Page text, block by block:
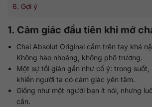
6. Gợi ý
1. Cảm giác đầu tiên khi mở
Chai Absolut Original cầm trên tay khá
Không hào nhoáng, không phô trương.
Một sự tối giản gần như cố ý: trong suốt,
khiến người ta có cảm giác yên tâm.
Giống như một người bạn ít nói, nhưng
cần.